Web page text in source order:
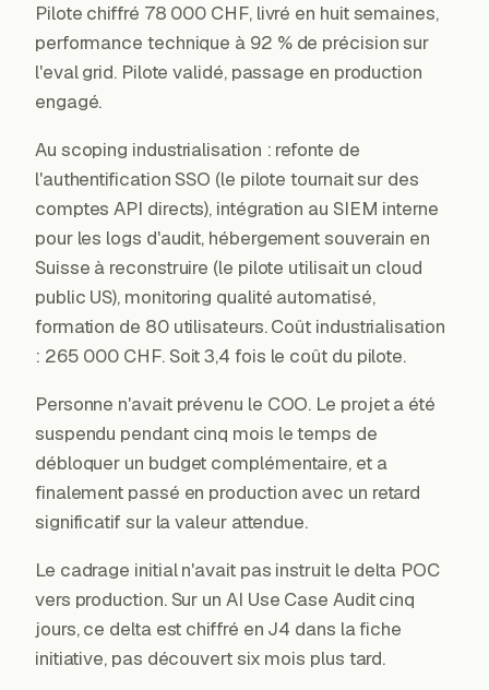
Pilote chiffré 78 000 CHF, livré en huit semaines,
performance technique à 92 % de précision sur
l'eval grid. Pilote validé, passage en production
engagé.
Au scoping industrialisation : refonte de
l'authentification SSO (le pilote tournait sur des
comptes API directs), intégration au SIEM interne
pour les logs d'audit, hébergement souverain en
Suisse à reconstruire (le pilote utilisait un cloud
public US), monitoring qualité automatisé,
formation de 80 utilisateurs. Coût industrialisation
: 265 000 CHF. Soit 3,4 fois le coût du pilote.
Personne n'avait prévenu le COO. Le projet a été
suspendu pendant cinq mois le temps de
débloquer un budget complémentaire, et a
finalement passé en production avec un retard
significatif sur la valeur attendue.
Le cadrage initial n'avait pas instruit le delta POC
vers production. Sur un AI Use Case Audit cinq
jours, ce delta est chiffré en J4 dans la fiche
initiative, pas découvert six mois plus tard.